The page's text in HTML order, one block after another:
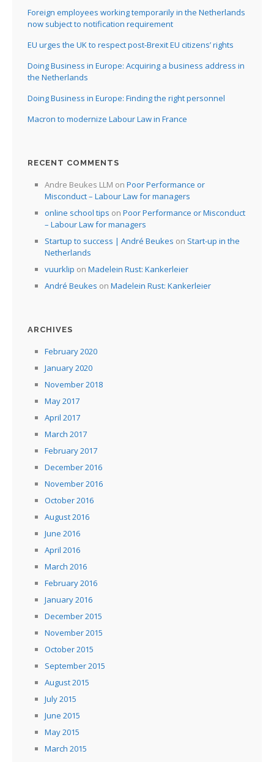
Foreign employees working temporarily in the Netherlands
now subject to notification requirement
EU urges the UK to respect post-Brexit EU citizens’ rights
Doing Business in Europe: Acquiring a business address in
the Netherlands
Doing Business in Europe: Finding the right personnel
Macron to modernize Labour Law in France
RECENT COMMENTS
Andre Beukes LLM on Poor Performance or
Misconduct – Labour Law for managers
online school tips on Poor Performance or Misconduct
– Labour Law for managers
Startup to success | André Beukes on Start-up in the
Netherlands
vuurklip on Madelein Rust: Kankerleier
André Beukes on Madelein Rust: Kankerleier
ARCHIVES
February 2020
January 2020
November 2018
May 2017
April 2017
March 2017
February 2017
December 2016
November 2016
October 2016
August 2016
June 2016
April 2016
March 2016
February 2016
January 2016
December 2015
November 2015
October 2015
September 2015
August 2015
July 2015
June 2015
May 2015
March 2015